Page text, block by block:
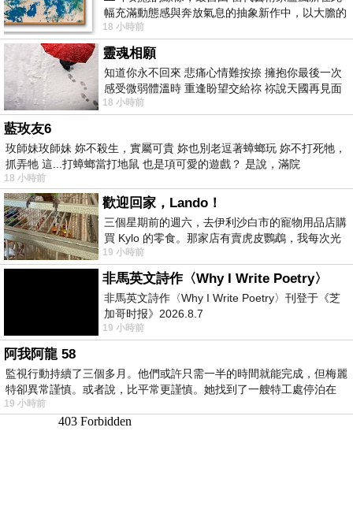
幅充滿動態感與奔放氣息的抽象新作中，以大膽的
藍色顏料在白色畫布上揮灑、壓印與流淌
18 小時前
靈魂相願
知道你永不回來 悲痛心情難按捺 擁抱你最後一次
感受微弱體溫時 重逢盼望交給祢 祢說天國再見面
此刻忍淚說別離 他日靈魂再
18 小時前
藍玫友6
玫師妹玫師妹 妳不殺生，實屬可貴 妳也別老逗著蟑螂玩 妳不打死牠，
抓弄牠 這...打蟑螂當打地鼠 也是項可愛的遊戲？ 是說，滿院
18 小時前
歡迎回家，Lando！
三個星期前的週六，去伊利沙白市的寵物用品店購
買 Kylo 的零食。那家店有賣虎皮鸚鵡，我每次光
顧都會去看一下。他們偶爾會引進 C
19 小時前
非馬英文詩作〈Why I Write Poetry〉
非馬英文詩作〈Why I Write Poetry〉刊登于《芝
加哥时报》2026.8.7
19 小時前
阿我阿龍 58
監視行動持續了三個多月。他們或許只需一半的時間就能完成，但梅麗
特卻異常謹慎。或者說，比平常更謹慎。她找到了一艘特工處停泊在
19 小時前